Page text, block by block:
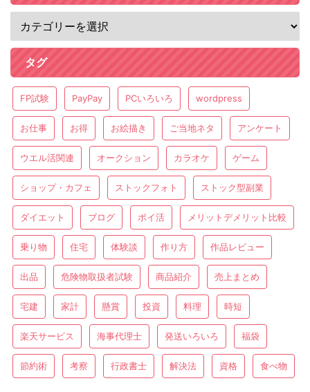
タグ
FP試験 PayPay PCいろいろ wordpress
お仕事 お得 お絵描き ご当地ネタ アンケート
ウエル活関連 オークション カラオケ ゲーム
ショップ・カフェ ストックフォト ストック型副業
ダイエット ブログ ポイ活 メリットデメリット比較
乗り物 住宅 体験談 作り方 作品レビュー
出品 危険物取扱者試験 商品紹介 売上まとめ
宅建 家計 懸賞 投資 料理 時短
楽天サービス 海事代理士 発送いろいろ 福袋
節約術 考察 行政書士 解決法 資格 食べ物